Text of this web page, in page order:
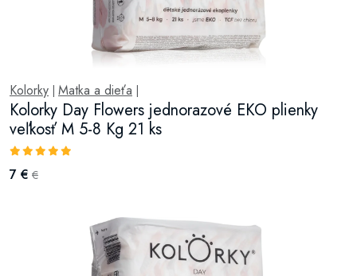
Kolorky Matka a dieťa
Kolorky Day Flowers jednorazové EKO plienky
veľkosť M 5-8 Kg 21 ks
7 € €